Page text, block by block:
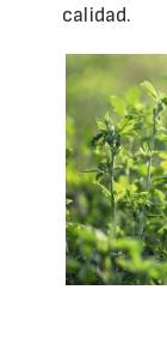
calidad.